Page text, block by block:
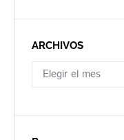
ARCHIVOS
ARCHIVOS